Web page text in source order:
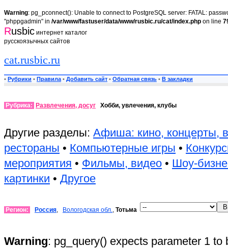
Warning: pg_pconnect(): Unable to connect to PostgreSQL server: FATAL:
"phppgadmin" in /var/www/fastuser/data/www/rusbic.ru/cat/index.php on line
Rusbic интернет каталог
русскоязычных сайтов
cat.rusbic.ru
• Рубрики • Правила • Добавить сайт • Обратная связь • В закладки
Рубрика: Развлечения, досуг Хобби, увлечения, клубы
Другие разделы: Афиша: кино, концерты,
рестораны • Компьютерные игры •
мероприятия • Фильмы, видео • Шоу-
картинки • Другое
Регион: Россия, Вологодская обл., Тотьма
Warning: pg_query() expects parameter 1